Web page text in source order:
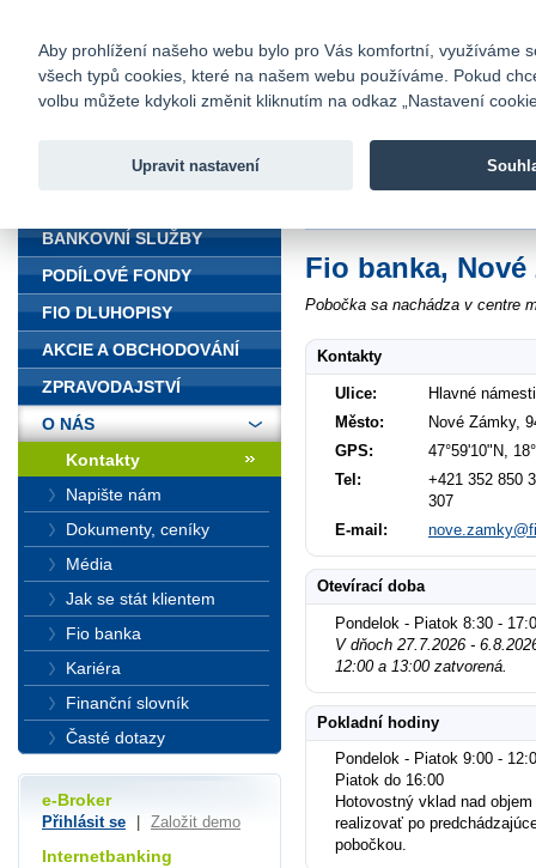
Fio banka
Fio banka
Fio banka, Nové
Pobočka sa nachádza v centre
Kontakty
Ulice:
Hlavné
Město:
Nové Zámky,
GPS:
47°59'10"N,
Tel:
+421 352 850
307
E-mail:
Otevírací doba
Pondelok - Piatok 8:30 -
V dňoch 27.7.2026 -
12:00 a 13:00 zatvorená.
Pokladní hodiny
Pondelok - Piatok 9:00 -
Piatok do 16:00
Hotovostný vklad nad
realizovať po
pobočkou.
BANKOVNÍ SLUŽBY
PODÍLOVÉ FONDY
FIO DLUHOPISY
AKCIE A OBCHODOVÁNÍ
ZPRAVODAJSTVÍ
O NÁS
Kontakty
Napište nám
Dokumenty, ceníky
Média
Jak se stát klientem
Fio banka
Kariéra
Finanční slovník
Časté dotazy
e-Broker
Přihlásit se Založit demo
Internetbanking
Aby prohlížení našeho webu bylo pro Vás komfortní, využíváme
všech typů cookies, které na našem webu používáme. Pokud
volbu můžete kdykoli změnit kliknutím na odkaz „Nastavení
Upravit nastavení